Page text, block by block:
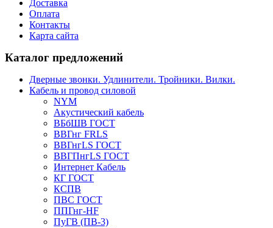
Доставка
Оплата
Контакты
Карта сайта
Каталог предложений
Дверные звонки. Удлинители. Тройники. Вилки.
Кабель и провод силовой
NYM
Акустический кабель
ВБбШВ ГОСТ
ВВГнг FRLS
ВВГнгLS ГОСТ
ВВГПнгLS ГОСТ
Интернет Кабель
КГ ГОСТ
КСПВ
ПВС ГОСТ
ППГнг-HF
ПуГВ (ПВ-3)